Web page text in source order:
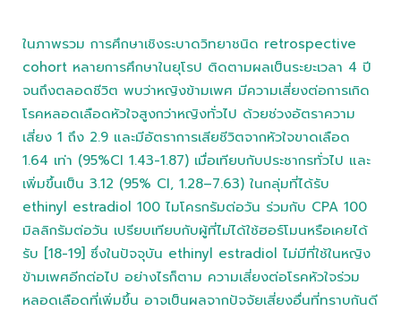
ในภาพรวม การศึกษาเชิงระบาดวิทยาชนิด retrospective
cohort หลายการศึกษาในยุโรป ติดตามผลเป็นระยะเวลา 4 ปี
จนถึงตลอดชีวิต พบว่าหญิงข้ามเพศ มีความเสี่ยงต่อการเกิด
โรคหลอดเลือดหัวใจสูงกว่าหญิงทั่วไป ด้วยช่วงอัตราความ
เสี่ยง 1 ถึง 2.9 และมีอัตราการเสียชีวิตจากหัวใจขาดเลือด
1.64 เท่า (95%CI 1.43-1.87) เมื่อเทียบกับประชากรทั่วไป และ
เพิ่มขึ้นเป็น 3.12 (95% CI, 1.28–7.63) ในกลุ่มที่ได้รับ
ethinyl estradiol 100 ไมโครกรัมต่อวัน ร่วมกับ CPA 100
มิลลิกรัมต่อวัน เปรียบเทียบกับผู้ที่ไม่ได้ใช้ฮอร์โมนหรือเคยได้
รับ [18-19] ซึ่งในปัจจุบัน ethinyl estradiol ไม่มีที่ใช้ในหญิง
ข้ามเพศอีกต่อไป อย่างไรก็ตาม ความเสี่ยงต่อโรคหัวใจร่วม
หลอดเลือดที่เพิ่มขึ้น อาจเป็นผลจากปัจจัยเสี่ยงอื่นที่ทราบกันดี